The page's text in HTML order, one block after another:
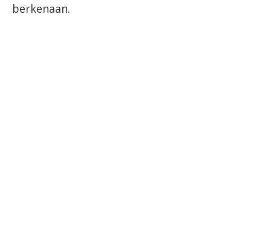
berkenaan.